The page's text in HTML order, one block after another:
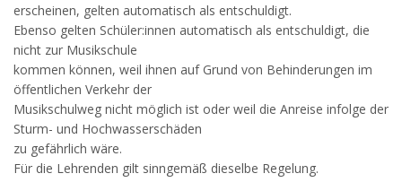
erscheinen, gelten automatisch als entschuldigt.
Ebenso gelten Schüler:innen automatisch als entschuldigt, die
nicht zur Musikschule
kommen können, weil ihnen auf Grund von Behinderungen im
öffentlichen Verkehr der
Musikschulweg nicht möglich ist oder weil die Anreise infolge der
Sturm- und Hochwasserschäden
zu gefährlich wäre.
Für die Lehrenden gilt sinngemäß dieselbe Regelung.